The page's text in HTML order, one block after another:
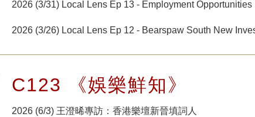
2026 (3/31) Local Lens Ep 13 - Employment Opportunities
2026 (3/26) Local Lens Ep 12 - Bearspaw South New
C123 《娛樂鮮知》
2026 (6/3) 王澄晞專訪：香港樂壇新晉填詞人